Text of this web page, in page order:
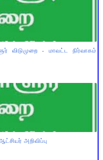
விடுமுறை - மாவட்ட நிர்வாகம்
அறிவிப்பு